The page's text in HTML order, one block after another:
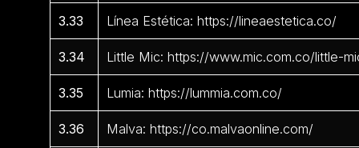
3.33 Línea Estética: https://lineaestetica.co/
3.34 Little Mic: https://www.mic.com.co/little-
3.35 Lumia: https://lummia.com.co/
3.36 Malva: https://co.malvaonline.com/